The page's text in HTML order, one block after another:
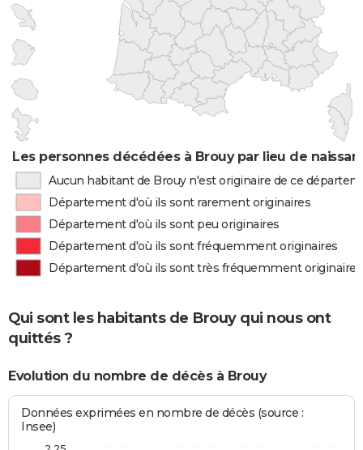
Les personnes décédées à Brouy par lieu de
Aucun habitant de Brouy n'est originaire de ce
Département d'où ils sont rarement originaires
Département d'où ils sont peu originaires
Département d'où ils sont fréquemment originaires
Département d'où ils sont très fréquemment originaires
Qui sont les habitants de Brouy qui nous ont
quittés ?
Evolution du nombre de décès à Brouy
Données exprimées en nombre de décès (source :
Insee)